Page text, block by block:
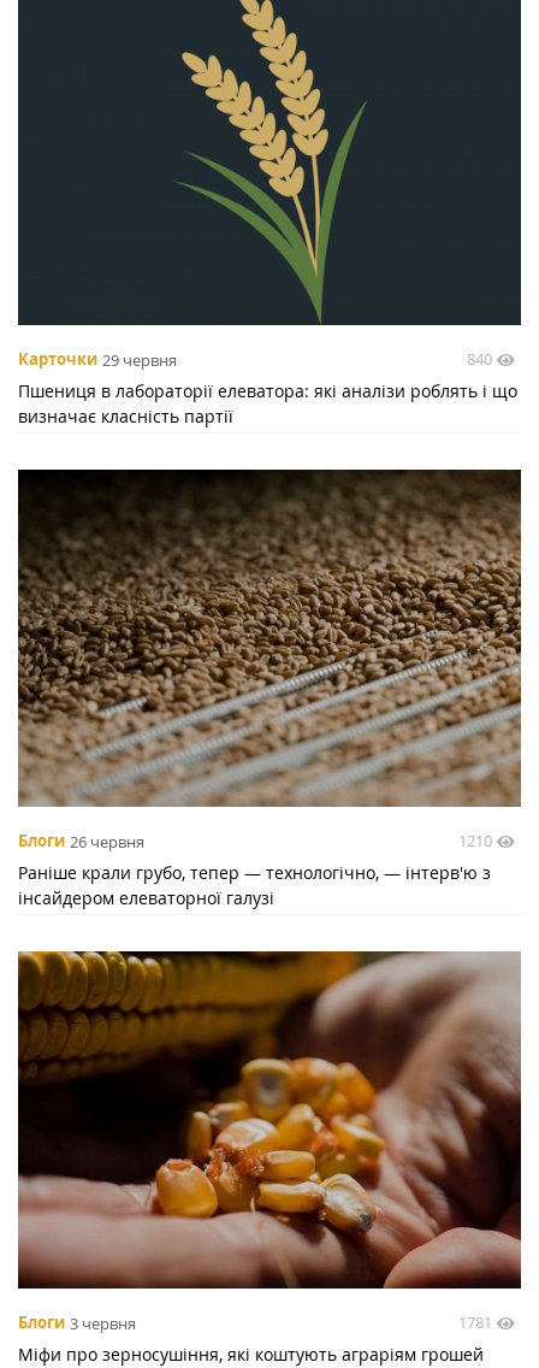
Карточки 29 червня 840
Пшениця в лабораторії елеватора: які аналізи роблять і що
визначає класність партії
Блоги 26 червня 1210
Раніше крали грубо, тепер — технологічно, — інтерв'ю з
інсайдером елеваторної галузі
Блоги 3 червня 1781
Міфи про зерносушіння, які коштують аграріям грошей